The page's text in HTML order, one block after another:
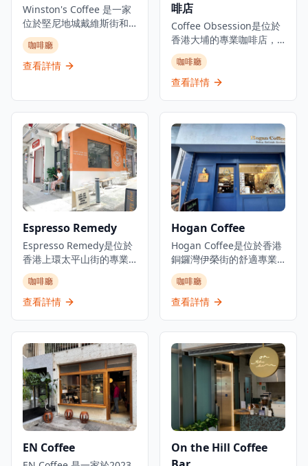
Winston's Coffee 是一家
位於堅尼地城戴維斯街和
福布斯街交界的鄰里咖啡
店兼雞尾酒吧。這家澳洲
風格的咖啡店每日早上7點
外也有空間供顧客享用咖
啡和輕食。Winston's
Coffee 提供各種每週特色
活動，包括歡樂時光優
惠、主題夜晚和特價飲
品，成為當地人和遊客尋
找優質咖啡和休閒用餐的
熱門目的地。咖啡店使用
優質的澳洲咖啡豆，由專
業咖啡師精心沖泡，無論
是濃縮咖啡、拿鐵還是手
沖咖啡，都能滿足咖啡愛
好者的需求。晚上的雞尾
酒吧氛圍輕鬆愉快，提供
場所。店內的輕食選擇豐
富，從新鮮出爐的麵包到
健康沙拉，應有盡有。
Winston's Coffee不僅是
一個咖啡店，更是堅尼地
城社區的重要聚會場所，
為當地居民和遊客提供溫
暖友好的社交空間。
咖啡廳
查看詳情
啡店
Coffee Obsession是位於
香港大埔的專業咖啡店，
是咖啡愛好者探索精品咖
啡的理想去處。這家簡約
而認真的咖啡店專注於優
深受本地咖啡愛好者喜
愛。咖啡店為客人提供舒
適的環境，無論是想要享
受一杯精心沖泡的咖啡，
還是與朋友共度悠閒時
光，這裡都是完美的選
擇。店內提供多種單品咖
富的咖啡師精心製作，確
保每一杯都展現最佳的風
味。Coffee Obsession以
在大埔區提供優質咖啡而
聞名，是體驗專業咖啡文
化的理想場所。
咖啡廳
查看詳情
Espresso Remedy
Espresso Remedy是位於
香港上環太平山街的專業
咖啡店，是體驗精品咖啡
文化的理想去處。這家咖
啡店提供單一產地意式濃
經過精心沖泡，展現咖啡
的獨特風味。以優質咖啡
和社區建設而聞名，
Espresso Remedy已成為
充滿活力的咖啡文化的一
部分，將太平山街轉變為
香港最成功的士紳化地區
店。咖啡店環境溫馨舒
咖啡廳
查看詳情
Hogan Coffee
Hogan Coffee是位於香港
銅鑼灣伊榮街的舒適專業
咖啡店，是體驗精品咖啡
的理想去處。以其獨特的
浪漫希臘藍色外牆而聞
性咖啡店。這家親密的咖
啡店雖然空間緊湊，但提
供舒適溫馨的氛圍，讓客
人可以在繁忙的都市中享
受片刻寧靜。咖啡店專門
提供優質咖啡，包括招牌
拿鐵和意式濃縮咖啡，每
現咖啡的獨特風味。為繁
咖啡廳
查看詳情
EN Coffee
On the Hill Coffee